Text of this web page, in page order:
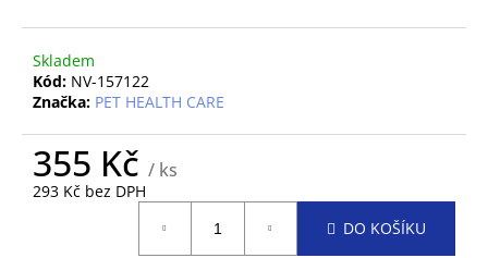
Skladem
Kód: NV-157122
Značka: PET HEALTH CARE
355 Kč / ks
293 Kč bez DPH
DO KOŠÍKU
D
o